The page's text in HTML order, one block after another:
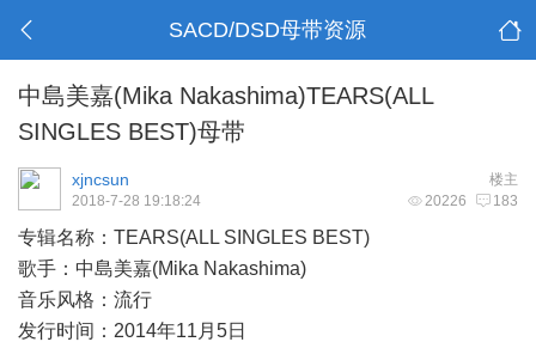
SACD/DSD母带资源
中島美嘉(Mika Nakashima)TEARS(ALL
SINGLES BEST)母带
楼主
xjncsun
20226 183
2018-7-28 19:18:24
专辑名称：TEARS(ALL SINGLES BEST)
歌手：中島美嘉(Mika Nakashima)
音乐风格：流行
发行时间：2014年11月5日